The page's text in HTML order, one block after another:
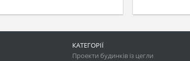
КАТЕГОРІЇ
Проекти будинків із цегли